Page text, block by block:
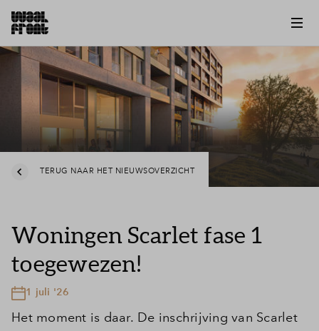
TERUG NAAR HET NIEUWSOVERZICHT
Woningen Scarlet fase 1
toegewezen!
1 juli '26
Het moment is daar. De inschrijving van Scarlet